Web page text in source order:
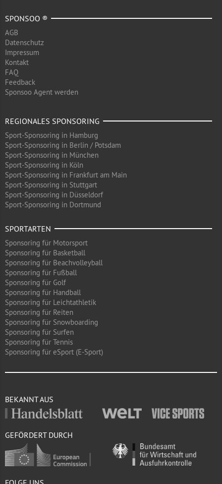
SPONSOO ®
AGB
Datenschutz
Impressum
Kontakt
FAQ
Feedback
Sponsoo Agent werden
REGIONALES SPONSORING
Sport-Sponsoring in Hamburg
Sport-Sponsoring in Berlin / Potsdam
Sport-Sponsoring in München
Sport-Sponsoring in Köln
Sport-Sponsoring in Frankfurt am Main
Sport-Sponsoring in Stuttgart
Sport-Sponsoring in Düsseldorf
Sport-Sponsoring in Dortmund
SPORTARTEN
Sponsoring für Motorsport
Sponsoring für Basketball
Sponsoring für Beachvolleyball
Sponsoring für Fußball
Sponsoring für Golf
Sponsoring für Handball
Sponsoring für Leichtathletik
Sponsoring für Reiten
Sponsoring für Snowboarding
Sponsoring für Surfen
Sponsoring für Tennis
Sponsoring für eSport (E-Sport)
BEKANNT AUS
GEFÖRDERT DURCH